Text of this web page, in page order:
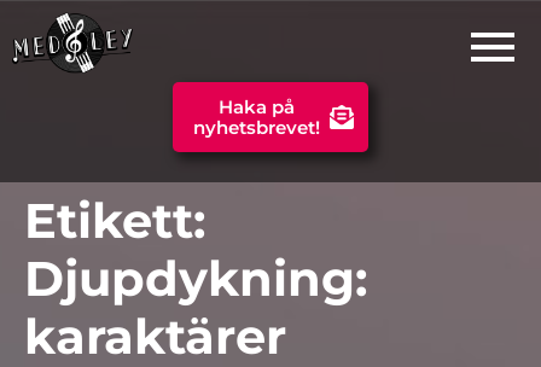
Haka på
nyhetsbrevet!
Etikett:
Djupdykning:
karaktärer